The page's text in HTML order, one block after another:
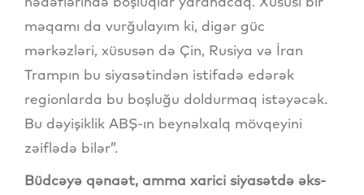
məqamı da vurğulayım ki, digər güc
mərkəzləri, xüsusən də Çin, Rusiya və İran
Trampın bu siyasətindən istifadə edərək
regionlarda bu boşluğu doldurmaq istəyəcək.
Bu dəyişiklik ABŞ-ın beynəlxalq mövqeyini
zəiflədə bilər”.
Büdcəyə qənaət, amma xarici siyasətdə əks-